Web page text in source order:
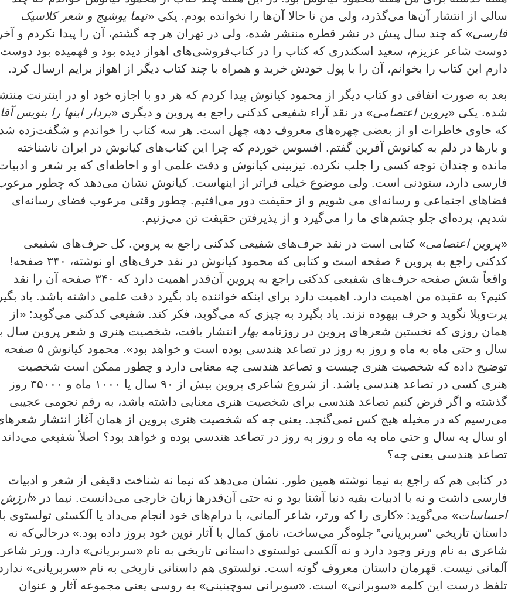
سالی از انتشار آن‌ها می‌گذرد، ولی من تا حالا آن‌ها را نخوانده بودم. یکی «نیما یوشیج و شعر کلاسیک
فارسی» که چند سال پیش در نشر قطره منتشر شده، ولی در تهران هر چه گشتم، آن را پیدا نکردم و
دوست شاعر عزیزم، سعید اسکندری که کتاب را در کتاب‌فروشی‌های اهواز دیده بود و فهمیده بود دوست
دارم این کتاب را بخوانم، آن را با پول خودش خرید و همراه با چند کتاب دیگر از اهواز برایم ارسال کرد.
بعد به صورت اتفاقی دو کتاب دیگر از محمود کیانوش پیدا کردم که هر دو با اجازه خود او در اینترنت
شده. یکی «پروین اعتصامی» در نقد آراء شفیعی کدکنی راجع به پروین و دیگری «بردار اینها را بنویس آقا
که حاوی خاطرات او از بعضی چهره‌های معروف دهه چهل است. هر سه کتاب را خواندم و شگفت‌زده
و بارها در دلم به کیانوش آفرین گفتم. افسوس خوردم که چرا این کتاب‌های کیانوش در ایران ناشناخته
مانده و چندان توجه کسی را جلب نکرده. تیزبینی کیانوش و دقت علمی او و احاطه‌ای که بر شعر و
فارسی دارد، ستودنی است. ولی موضوع خیلی فراتر از اینهاست. کیانوش نشان می‌دهد که چطور
فضاهای اجتماعی و رسانه‌ای می شویم و از حقیقت دور می‌افتیم. چطور وقتی مرعوب فضای رسانه‌ای
شدیم، پرده‌ای جلو چشم‌های ما را می‌گیرد و از پذیرفتن حقیقت تن می‌زنیم.
«پروین اعتصامی» کتابی است در نقد حرف‌های شفیعی کدکنی راجع به پروین. کل حرف‌های شفیعی
کدکنی راجع به پروین ۶ صفحه است و کتابی که محمود کیانوش در نقد حرف‌های او نوشته، ۳۴۰ صفحه!
واقعاً شش صفحه حرف‌های شفیعی کدکنی راجع به پروین آن‌قدر اهمیت دارد که ۳۴۰ صفحه آن را نقد
کنیم؟ به عقیده من اهمیت دارد. اهمیت دارد برای اینکه خواننده یاد بگیرد دقت علمی داشته باشد. یاد
پرت‌وپلا نگوید و حرف بیهوده نزند. یاد بگیرد به چیزی که می‌گوید، فکر کند. شفیعی کدکنی می‌گوید: «از
همان روزی که نخستین شعرهای پروین در روزنامه بهار
انتشار یافت، شخصیت هنری و شعر پروین سال
سال و حتی ماه به ماه و روز به روز در تصاعد هندسی بوده است و خواهد بود». محمود کیانوش ۵ صفحه
توضیح داده که شخصیت هنری چیست و تصاعد هندسی چه معنایی دارد و چطور ممکن است شخصیت
هنری کسی در تصاعد هندسی باشد. از شروع شاعری پروین بیش از ۹۰ سال یا ۱۰۰۰ ماه و ۳۵۰۰۰ روز
گذشته و اگر فرض کنیم تصاعد هندسی برای شخصیت هنری معنایی داشته باشد، به رقم نجومی عجیبی
می‌رسیم که در مخیله هیچ کس نمی‌گنجد. یعنی چه که شخصیت هنری پروین از همان آغاز انتشار
او سال به سال و حتی ماه به ماه و روز به روز در تصاعد هندسی بوده و خواهد بود؟ اصلاً شفیعی می‌داند
تصاعد هندسی یعنی چه؟
در کتابی هم که راجع به نیما نوشته همین طور. نشان می‌دهد که نیما نه شناخت دقیقی از شعر و ادبیات
فارسی داشت و نه با ادبیات بقیه دنیا آشنا بود و نه حتی آن‌قدرها زبان خارجی می‌دانست. نیما در «ارزش
احساسات» می‌گوید: «کاری را که ورتر، شاعر آلمانی، با درام‌های خود انجام می‌داد یا آلکسئی تولستوی
داستان تاریخی “سربریانی” جلوه‌گر می‌ساخت، نامق کمال با آثار نوین خود بروز داده بود.» درحالی‌که نه
شاعری به نام ورتر وجود دارد و نه آلکسی تولستوی داستانی تاریخی به نام «سربریانی» دارد. ورتر شاعر
آلمانی نیست. قهرمان داستان معروف گوته است. تولستوی هم داستانی تاریخی به نام «سربریانی»
تلفظ درست این کلمه «سوبرانی» است. «سوبرانی سوچینینی» به روسی یعنی مجموعه آثار و عنوان